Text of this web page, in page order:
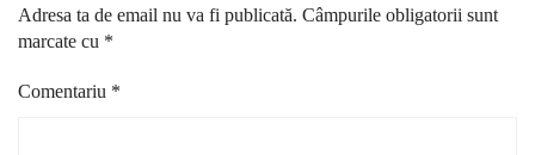
Adresa ta de email nu va fi publicată. Câmpurile obligatorii sunt
marcate cu *
Comentariu *